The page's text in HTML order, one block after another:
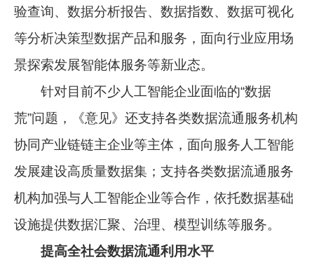
验查询、数据分析报告、数据指数、数据可视化
等分析决策型数据产品和服务，面向行业应用场
景探索发展智能体服务等新业态。
针对目前不少人工智能企业面临的“数据
荒”问题，《意见》还支持各类数据流通服务机构
协同产业链链主企业等主体，面向服务人工智能
发展建设高质量数据集；支持各类数据流通服务
机构加强与人工智能企业等合作，依托数据基础
设施提供数据汇聚、治理、模型训练等服务。
提高全社会数据流通利用水平